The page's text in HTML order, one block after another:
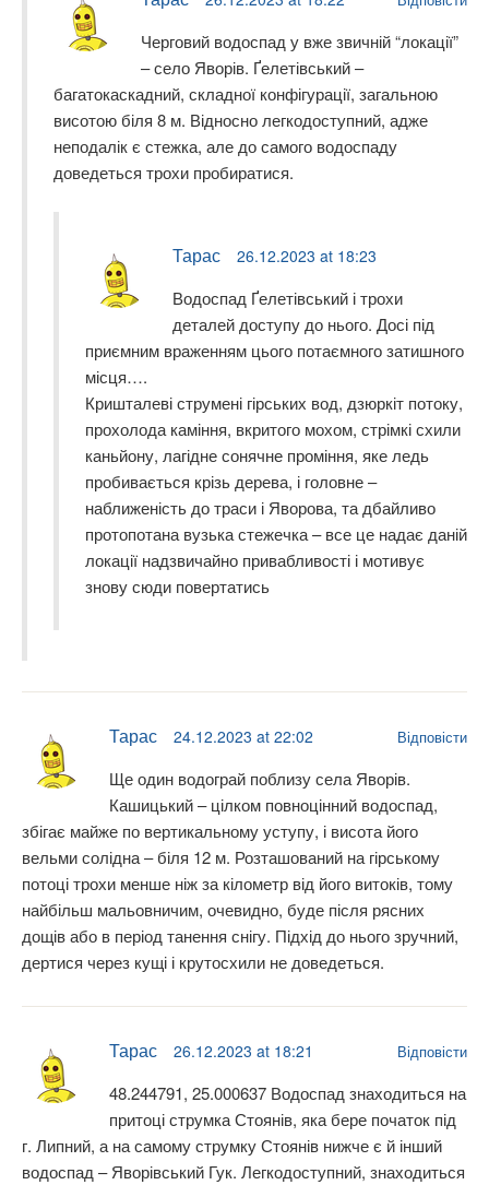
Черговий водоспад у вже звичній “локації”
– село Яворів. Ґелетівський –
багатокаскадний, складної конфігурації, загальною
висотою біля 8 м. Відносно легкодоступний, адже
неподалік є стежка, але до самого водоспаду
доведеться трохи пробиратися.
Тарас 26.12.2023 at 18:23
Водоспад Ґелетівський і трохи
деталей доступу до нього. Досі під
приємним враженням цього потаємного затишного
місця….
Кришталеві струмені гірських вод, дзюркіт потоку,
прохолода каміння, вкритого мохом, стрімкі схили
каньйону, лагідне сонячне проміння, яке ледь
пробивається крізь дерева, і головне –
наближеність до траси і Яворова, та дбайливо
протопотана вузька стежечка – все це надає даній
локації надзвичайно привабливості і мотивує
знову сюди повертатись
Тарас 24.12.2023 at 22:02 Відповісти
Ще один водограй поблизу села Яворів.
Кашицький – цілком повноцінний водоспад,
збігає майже по вертикальному уступу, і висота його
вельми солідна – біля 12 м. Розташований на гірському
потоці трохи менше ніж за кілометр від його витоків, тому
найбільш мальовничим, очевидно, буде після рясних
дощів або в період танення снігу. Підхід до нього зручний,
дертися через кущі і крутосхили не доведеться.
Тарас 26.12.2023 at 18:21 Відповісти
48.244791, 25.000637 Водоспад знаходиться на
притоці струмка Стоянів, яка бере початок під
г. Липний, а на самому струмку Стоянів нижче є й інший
водоспад – Яворівський Гук. Легкодоступний, знаходиться